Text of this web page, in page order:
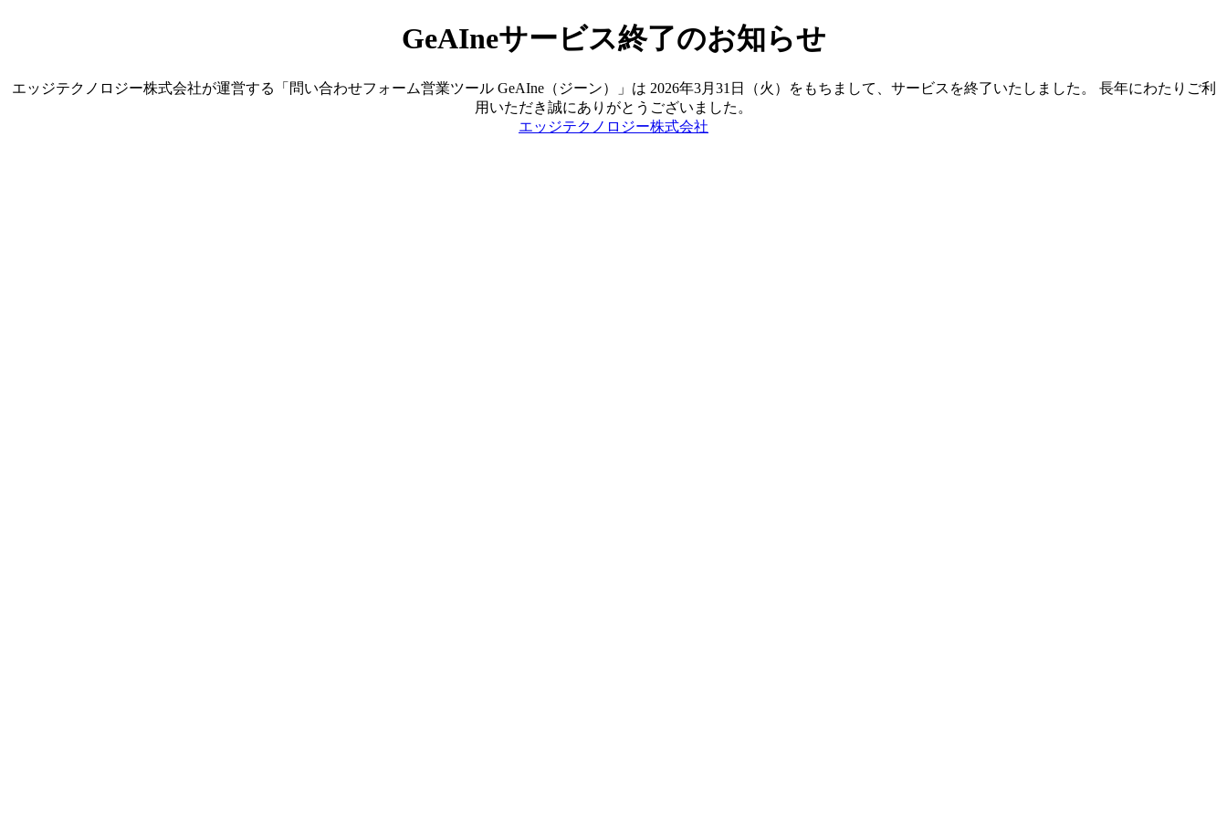
GeAIneサービス終了のお知らせ
エッジテクノロジー株式会社が運営する「問い合わせフォーム営業ツール GeAIne（ジーン）」は 2026年3月31日（火）をもちまして、サービスを終了いたしました。 長年にわたりご利
用いただき誠にありがとうございました。
エッジテクノロジー株式会社